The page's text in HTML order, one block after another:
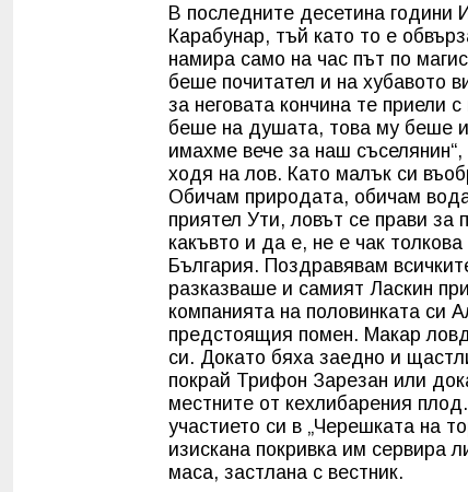
В последните десетина години
Карабунар, тъй като то е
намира само на час път по
беше почитател и на хубавото
за неговата кончина те приели
беше на душата, това му беше и
имахме вече за наш
ходя на лов. Като малък си
Обичам природата, обичам
приятел Ути, ловът се прави
какъвто и да е, не е чак
България. Поздравявам
разказваше и самият Ласкин
компанията на половинката си
предстоящия помен. Макар
си. Докато бяха заедно и
покрай Трифон Зарезан или
местните от кехлибарения
участието си в „Черешката на
изискана покривка им сервира
маса, застлана с вестник.